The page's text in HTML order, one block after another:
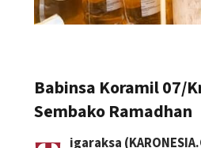
Babinsa Koramil 07/
Sembako Ramadhan
igaraksa